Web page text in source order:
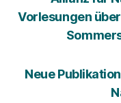
Vorlesungen
Neue